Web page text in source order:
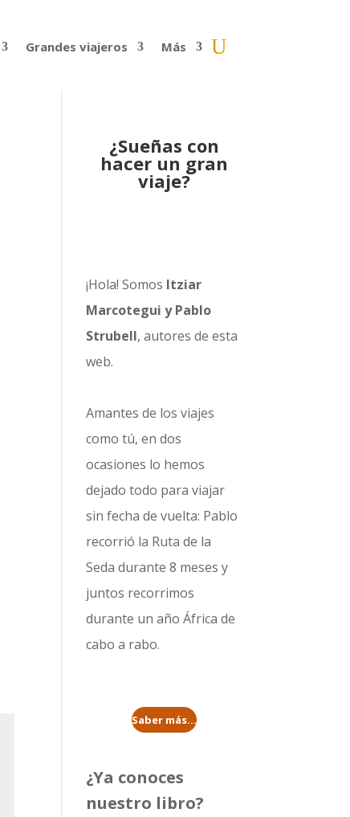
Grandes viajeros Más
¿Sueñas con
hacer un gran
viaje?
¡Hola! Somos Itziar
Marcotegui y Pablo
Strubell, autores de esta
web.
Amantes de los viajes
como tú, en dos
ocasiones lo hemos
dejado todo para viajar
sin fecha de vuelta: Pablo
recorrió la Ruta de la
Seda durante 8 meses y
juntos recorrimos
durante un añoÁfrica de
cabo a rabo.
Saber más...
¿Ya conoces
nuestro libro?